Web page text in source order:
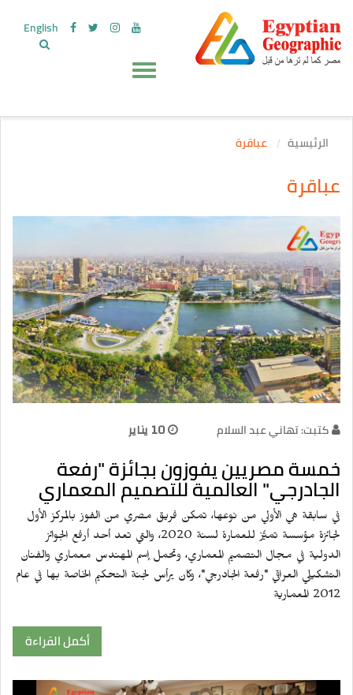
English
الرئيسية عباقرة
عباقرة
كتبت: تهاني عبد السلام 10 يناير
خمسة مصريين يفوزون بجائزة "رفعة
الجادرجي" العالمية للتصميم المعماري
في سابقة هي الأولي من نوعها، تمكن فريق مصري من الفوز بالمركز الأول
لجائزة مؤسسة تميُّز للعمارة لسنة 2020، والتي تعد أحد أرفع الجوائز
الدولية في مجال التصميم المعماري، وتحمل إسم المهندس معماري والفنان
التشكيلي العراقي "رفعة الجادرجي"، وكان يرأس لجنة التحكيم الخاصة بها في عام
2012 المعمارية
أكمل القراءة